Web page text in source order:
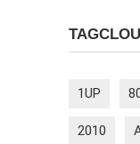
1UP
2010